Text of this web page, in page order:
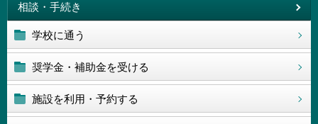
相談・手続き
学校に通う
奨学金・補助金を受ける
施設を利用・予約する